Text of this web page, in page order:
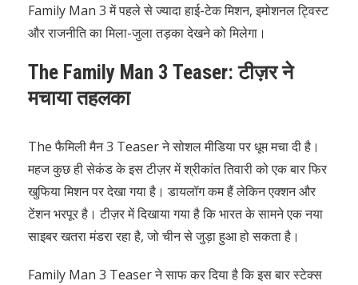
Family Man 3 में पहले से ज्यादा हाई-टेक मिशन, इमोशनल ट्विस्ट
और राजनीति का मिला-जुला तड़का देखने को मिलेगा।
The Family Man 3 Teaser: टीज़र ने
मचाया तहलका
The फैमिली मैन 3 Teaser ने सोशल मीडिया पर धूम मचा दी है।
महज कुछ ही सेकंड के इस टीज़र में श्रीकांत तिवारी को एक बार फिर
खुफिया मिशन पर देखा गया है। डायलॉग कम हैं लेकिन एक्शन और
टेंशन भरपूर है। टीज़र में दिखाया गया है कि भारत के सामने एक नया
साइबर खतरा मंडरा रहा है, जो चीन से जुड़ा हुआ हो सकता है।
Family Man 3 Teaser ने साफ कर दिया है कि इस बार स्टेक्स